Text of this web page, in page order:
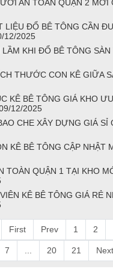
AN TOÀN QUẬN 2 MỚI
LIỆU ĐỔ BÊ TÔNG CẦN
12/2025
LẦM KHI ĐỔ BÊ TÔNG
THƯỚC CON KÊ GIỮA
KÊ BÊ TÔNG GIÁ KHO
12/2025
CHE XÂY DỰNG GIÁ SỈ
KÊ BÊ TÔNG CẬP NHẬT
TOÀN QUẬN 1 TẠI KHO
KÊ BÊ TÔNG GIÁ RẺ
First Prev 1 2
7 20 21 Next